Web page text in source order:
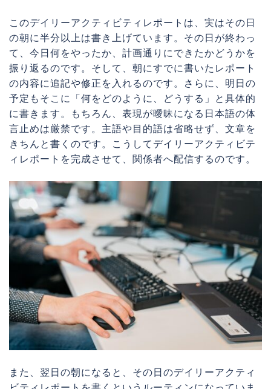
このデイリーアクティビティレポートは、実はその日
の朝に半分以上は書き上げています。その日が終わっ
て、今日何をやったか、計画通りにできたかどうかを
振り返るのです。そして、朝にすでに書いたレポート
の内容に追記や修正を入れるのです。さらに、明日の
予定もそこに「何をどのように、どうする」と具体的
に書きます。もちろん、表現が曖昧になる日本語の体
言止めは厳禁です。主語や目的語は省略せず、文章を
きちんと書くのです。こうしてデイリーアクティビテ
ィレポートを完成させて、関係者へ配信するのです。
また、翌日の朝になると、その日のデイリーアクティ